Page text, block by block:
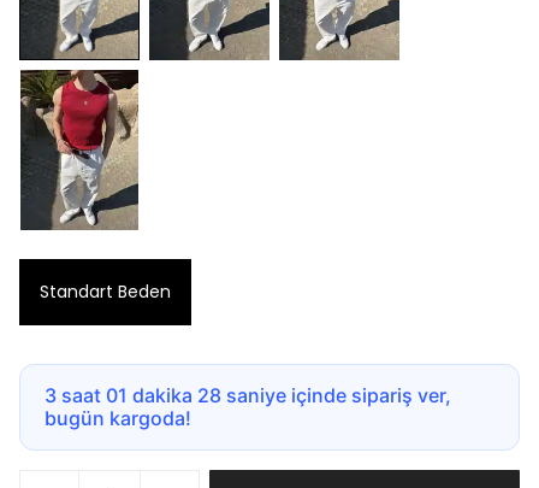
Standart Beden
3 saat 01 dakika 27 saniye içinde sipariş ver,
bugün kargoda!